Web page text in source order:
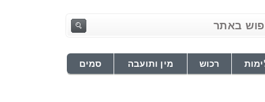
רכוש מין ותועבה סמים